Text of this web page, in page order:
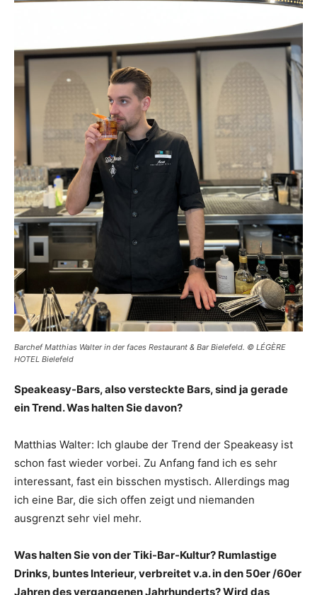
Barchef Matthias Walter in der faces Restaurant & Bar Bielefeld. © LÉGÈRE
HOTEL Bielefeld
Speakeasy-Bars, also versteckte Bars, sind ja gerade
ein Trend. Was halten Sie davon?
Matthias Walter: Ich glaube der Trend der Speakeasy ist
schon fast wieder vorbei. Zu Anfang fand ich es sehr
interessant, fast ein bisschen mystisch. Allerdings mag
ich eine Bar, die sich offen zeigt und niemanden
ausgrenzt sehr viel mehr.
Was halten Sie von der Tiki-Bar-Kultur? Rumlastige
Drinks, buntes Interieur, verbreitet v.a. in den 50er /60er
Jahren des vergangenen Jahrhunderts? Wird das